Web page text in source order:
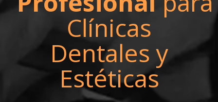
Clínicas
Dentales y
Estéticas